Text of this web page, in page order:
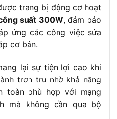
hãngtrang bị động cơ hoạt
suất 300W, đảm bảo
ứng các công việc sửa
cơ bản.
lại sự tiện lợi cao khi
trơn tru nhờ khả năng
toàn phù hợp với mạng
mà không cần qua bộ